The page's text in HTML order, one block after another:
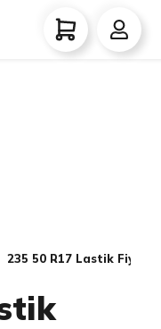
235 50 R17 Lastik